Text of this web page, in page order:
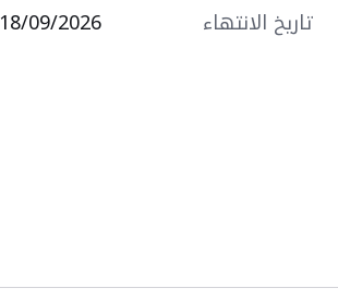
تاريخ الانتهاء 18/09/2026